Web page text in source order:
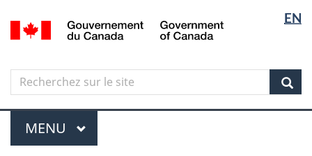
Aller
au
principal
Skip
to
government"
Passer
à
version
simplifiée
langue
EN
Canada
Search
Recherchez
sur
le
site
Menu
MENU PRINCIPAL